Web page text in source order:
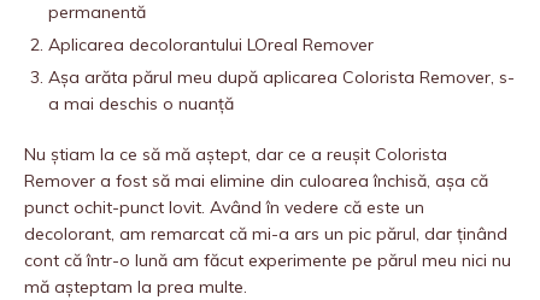
permanentă
Aplicarea decolorantului LOreal Remover
Așa arăta părul meu după aplicarea Colorista Remover, s-
a mai deschis o nuanță
Nu știam la ce să mă aștept, dar ce a reușit Colorista
Remover a fost să mai elimine din culoarea închisă, așa că
punct ochit-punct lovit. Având în vedere că este un
decolorant, am remarcat că mi-a ars un pic părul, dar ținând
cont că într-o lună am făcut experimente pe părul meu nici nu
mă așteptam la prea multe.